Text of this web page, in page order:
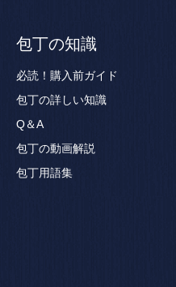
包丁の知識
必読！購入前ガイド
包丁の詳しい知識
Q＆A
包丁の動画解説
包丁用語集